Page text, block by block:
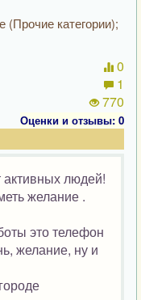
(Прочие категории);
0
1
770
Оценки и отзывы: 0
людей!
желание .
это телефон
желание, ну и